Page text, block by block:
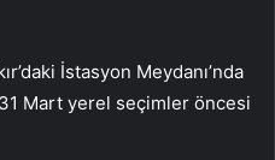
İstasyon Meydanı’nda
Mart yerel seçimler öncesi